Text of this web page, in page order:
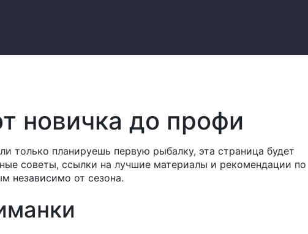
новичка до профи
только планируешь первую рыбалку, эта страница будет
советы, ссылки на лучшие материалы и рекомендации по
независимо от сезона.